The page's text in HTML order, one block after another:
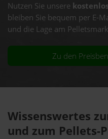
Nutzen Sie unsere
bleiben Sie bequem per E-
und die Lage am
Zu den
Wissenswertes
und zum Pellets-